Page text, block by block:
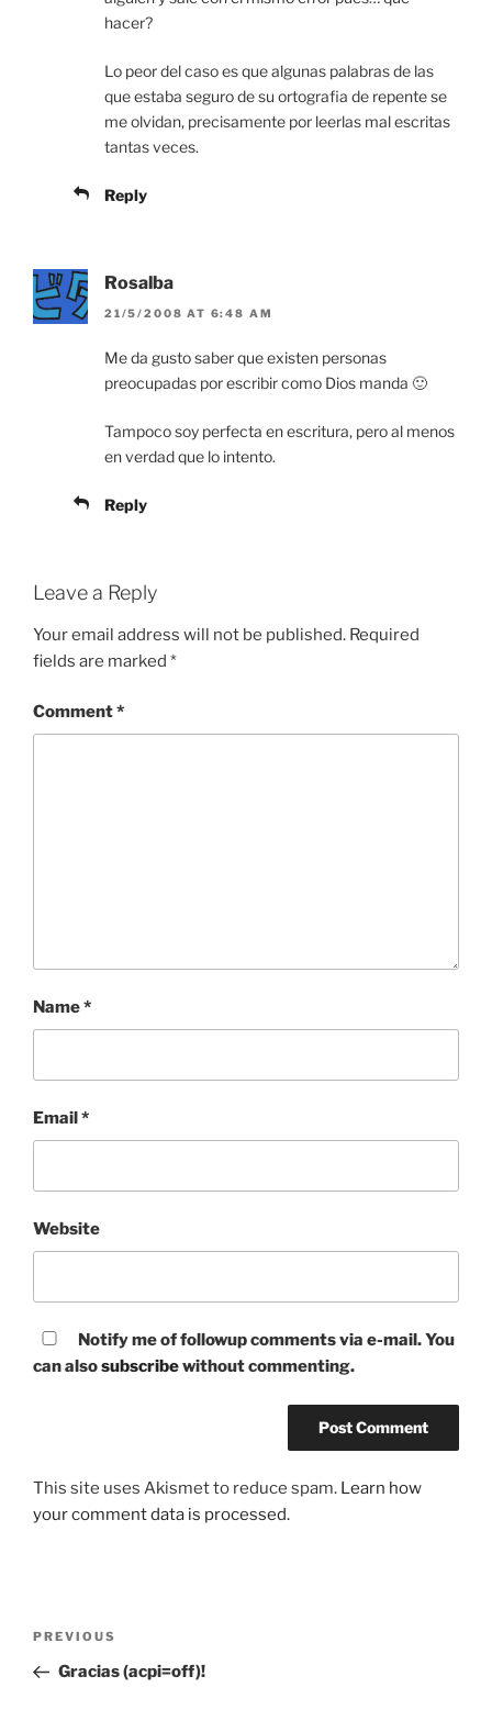
hacer?
Lo peor del caso es que algunas palabras de las
que estaba seguro de su ortografia de repente se
me olvidan, precisamente por leerlas mal escritas
tantas veces.
Reply
Rosalba
21/5/2008 AT 6:48 AM
Me da gusto saber que existen personas
preocupadas por escribir como Dios manda 🙂
Tampoco soy perfecta en escritura, pero al menos
en verdad que lo intento.
Reply
Leave a Reply
Your email address will not be published. Required
fields are marked *
Comment*
Name*
Email*
Website
Notify me of followup comments via e-mail. You
can alsosubscribewithout commenting.
This site uses Akismet to reduce spam. Learn how
your comment data is processed.
Previous
Post
PREVIOUS
Gracias (acpi=off)!